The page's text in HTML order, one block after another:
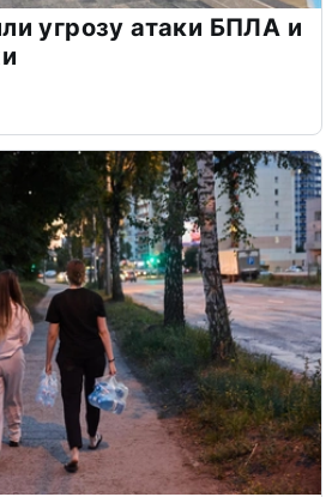
угрозу атаки БПЛА и